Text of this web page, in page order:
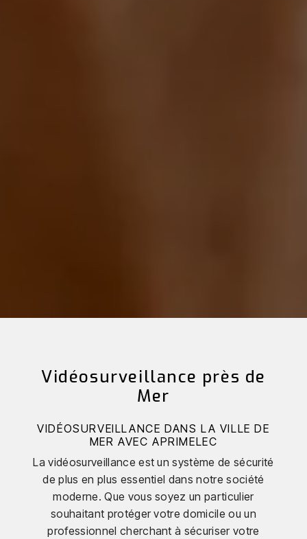
Vidéosurveillance près de
Mer
VIDÉOSURVEILLANCE DANS LA VILLE DE
MER AVEC APRIMELEC
La vidéosurveillance est un système de sécurité
de plus en plus essentiel dans notre société
moderne. Que vous soyez un particulier
souhaitant protéger votre domicile ou un
professionnel cherchant à sécuriser votre